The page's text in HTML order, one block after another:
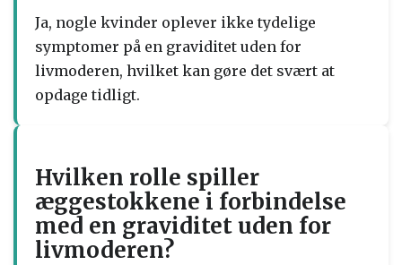
Ja, nogle kvinder oplever ikke tydelige
symptomer på en graviditet uden for
livmoderen, hvilket kan gøre det svært at
opdage tidligt.
Hvilken rolle spiller
æggestokkene i forbindelse
med en graviditet uden for
livmoderen?